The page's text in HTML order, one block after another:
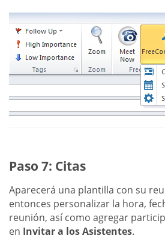
Paso 7: Citas
Aparecerá una plantilla con su
entonces personalizar la hora,
reunión, así como agregar
en Invitar a los Asistentes.